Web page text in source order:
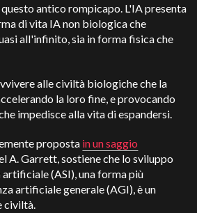
antico rompicapo. L'IA presenta
di vita IA non biologica che
all'infinito, sia in forma fisica che
alle civiltà biologiche che la
la loro fine, e provocando
impedisce alla vita di espandersi.
proposta in un saggio
A. Garrett, sostiene che lo sviluppo
(ASI), una forma più
artificiale generale (AGI), è un
civiltà.